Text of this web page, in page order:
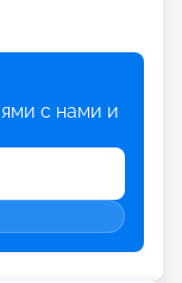
с нами и